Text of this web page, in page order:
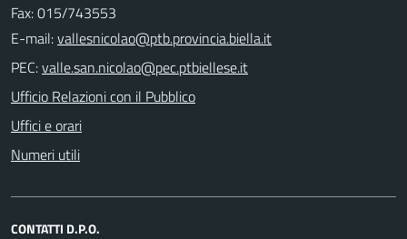
Fax: 015/743553
E-mail:
PEC:
Ufficio Relazioni con il Pubblico
Uffici e orari
Numeri utili
CONTATTI D.P.O.